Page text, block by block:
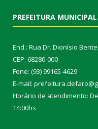
PREFEITURA
End.: Rua Dr. Dionísio
CEP: 68280-000
Fone: (93) 99165-4629
E-mail:
Horário de atendimento:
14:00hs